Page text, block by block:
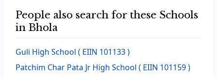
People also search for these Schools
in Bhola
Guli High School ( EIIN 101133 )
Patchim Char Pata Jr High School ( EIIN 101159 )